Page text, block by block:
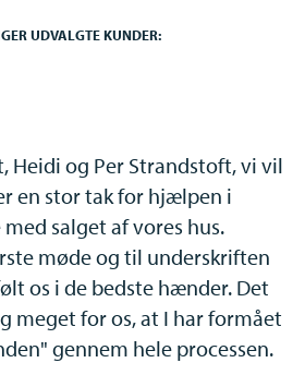
tinglysning m.v.. Kort sagt hjælper vi
overhovedet muligt.
om det er køb eller salg, er det et
dine arveforhold og sikre din
børn i tilfælde af, at det værst
indtræffe. Vi gennemgår arveloven
om, hvordan du ønsker tingene lavet.
UDVALGTE KUNDER:
Heidi og Per Strandstoft, vi vil
en stor tak for hjælpen i
salget af vores hus.
møde og til underskriften
os i de bedste hænder. Det
meget for os, at I har formået
gennem hele processen.